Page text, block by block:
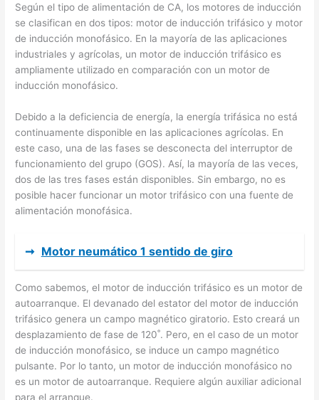
Según el tipo de alimentación de CA, los motores de inducción
se clasifican en dos tipos: motor de inducción trifásico y motor
de inducción monofásico. En la mayoría de las aplicaciones
industriales y agrícolas, un motor de inducción trifásico es
ampliamente utilizado en comparación con un motor de
inducción monofásico.
Debido a la deficiencia de energía, la energía trifásica no está
continuamente disponible en las aplicaciones agrícolas. En
este caso, una de las fases se desconecta del interruptor de
funcionamiento del grupo (GOS). Así, la mayoría de las veces,
dos de las tres fases están disponibles. Sin embargo, no es
posible hacer funcionar un motor trifásico con una fuente de
alimentación monofásica.
➞ Motor neumático 1 sentido de giro
Como sabemos, el motor de inducción trifásico es un motor de
autoarranque. El devanado del estator del motor de inducción
trifásico genera un campo magnético giratorio. Esto creará un
desplazamiento de fase de 120˚. Pero, en el caso de un motor
de inducción monofásico, se induce un campo magnético
pulsante. Por lo tanto, un motor de inducción monofásico no
es un motor de autoarranque. Requiere algún auxiliar adicional
para el arranque.